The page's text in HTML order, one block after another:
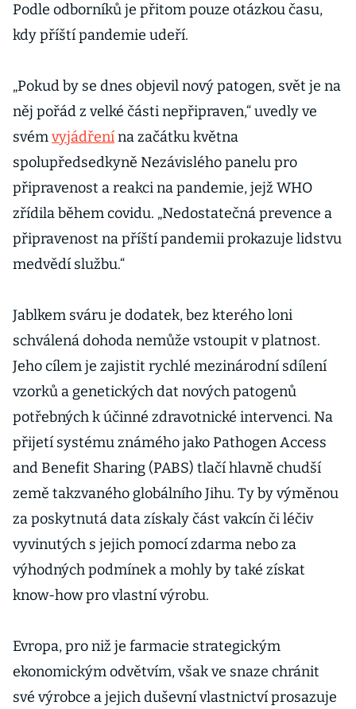
Podle odborníků je přitom pouze otázkou času,
kdy příští pandemie udeří.
„Pokud by se dnes objevil nový patogen, svět je na
něj pořád z velké části nepřipraven,“ uvedly ve
svémvyjádřenína začátku května
spolupředsedkyně Nezávislého panelu pro
připravenost a reakci na pandemie, jejž WHO
zřídila během covidu. „Nedostatečná prevence a
připravenost na příští pandemii prokazuje lidstvu
medvědí službu.“
Jablkem sváru je dodatek, bez kterého loni
schválená dohoda nemůže vstoupit v platnost.
Jeho cílem je zajistit rychlé mezinárodní sdílení
vzorků a genetických dat nových patogenů
potřebných k účinné zdravotnické intervenci. Na
přijetí systému známého jako Pathogen Access
and Benefit Sharing (PABS) tlačí hlavně chudší
země takzvaného globálního Jihu. Ty by výměnou
za poskytnutá data získaly část vakcín či léčiv
vyvinutých s jejich pomocí zdarma nebo za
výhodných podmínek a mohly by také získat
know-how pro vlastní výrobu.
Evropa, pro niž je farmacie strategickým
ekonomickým odvětvím, však ve snaze chránit
své výrobce a jejich duševní vlastnictví prosazuje